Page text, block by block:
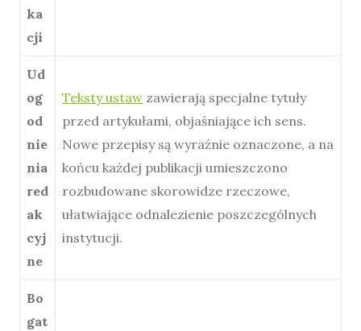
ka
cji
Ud
og
od
nie
nia
red
ak
cyj
ne
Teksty ustaw zawierają specjalne tytuły
przed artykułami, objaśniające ich sens.
Nowe przepisy są wyraźnie oznaczone, a na
końcu każdej publikacji umieszczono
rozbudowane skorowidze rzeczowe,
ułatwiające odnalezienie poszczególnych
instytucji.
Bo
gat